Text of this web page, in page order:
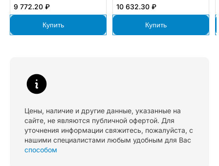
9 772.20 ₽
Купить
10 632.30 ₽
Купить
Цены, наличие и другие данные, указанные на
сайте, не являются публичной офертой. Для
уточнения информации свяжитесь, пожалуйста, с
нашими специалистами любым удобным для Вас
способом